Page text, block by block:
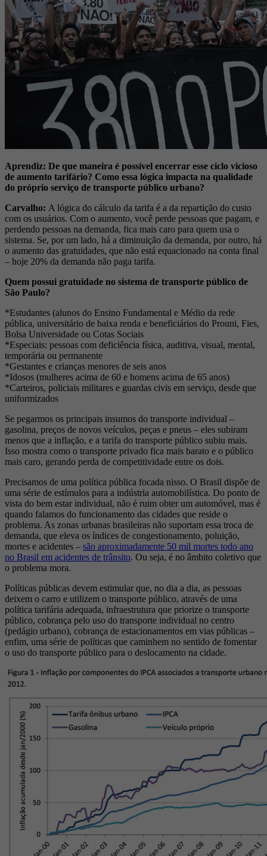
Aprendiz: De que maneira é possível encerrar esse ciclo vicioso
de aumento tarifário? Como essa lógica impacta na qualidade
do próprio serviço de transporte público urbano?
Carvalho: A lógica do cálculo da tarifa é a da repartição do custo
com os usuários. Com o aumento, você perde pessoas que pagam, e
perdendo pessoas na demanda, fica mais caro para quem usa o
sistema. Se, por um lado, há a diminuição da demanda, por outro, há
o aumento das gratuidades, que não está equacionado na conta final
– hoje 20% da demanda não paga tarifa.
Quem possui gratuidade no sistema de transporte público de
São Paulo?
*Estudantes (alunos do Ensino Fundamental e Médio da rede
pública, universitário de baixa renda e beneficiários do Prouni, Fies,
Bolsa Universidade ou Cotas Sociais
*Especiais: pessoas com deficiência física, auditiva, visual, mental,
temporária ou permanente
*Gestantes e crianças menores de seis anos
*Idosos (mulheres acima de 60 e homens acima de 65 anos)
*Carteiros, policiais militares e guardas civis em serviço, desde que
uniformizados
Se pegarmos os principais insumos do transporte individual –
gasolina, preços de novos veículos, peças e pneus – eles subiram
menos que a inflação, e a tarifa do transporte público subiu mais.
Isso mostra como o transporte privado fica mais barato e o público
mais caro, gerando perda de competitividade entre os dois.
Precisamos de uma política pública focada nisso. O Brasil dispõe de
uma série de estímulos para a indústria automobilística. Do ponto de
vista do bem estar individual, não é ruim obter um automóvel, mas é
quando falamos do funcionamento das cidades que reside o
problema. As zonas urbanas brasileiras não suportam essa troca de
demanda, que eleva os índices de congestionamento, poluição,
mortes e acidentes – são aproximadamente 50 mil mortes todo ano
no Brasil em acidentes de trânsito. Ou seja, é no âmbito coletivo que
o problema mora.
Políticas públicas devem estimular que, no dia a dia, as pessoas
deixem o carro e utilizem o transporte público, através de uma
política tarifária adequada, infraestrutura que priorize o transporte
público, cobrança pelo uso do transporte individual no centro
(pedágio urbano), cobrança de estacionamentos em vias públicas –
enfim, uma série de políticas que caminhem no sentido de fomentar
o uso do transporte público para o deslocamento na cidade.